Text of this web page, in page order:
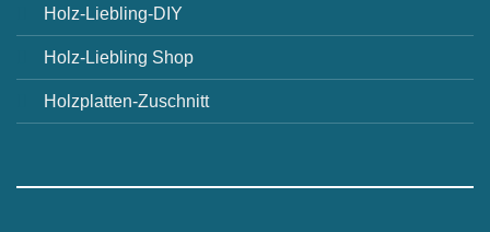
Holz-Liebling-DIY
Holz-Liebling Shop
Holzplatten-Zuschnitt